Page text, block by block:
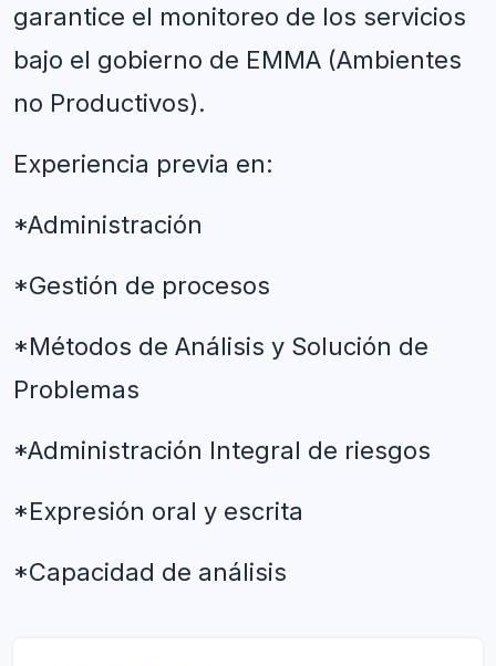
garantice el monitoreo de los servicios
bajo el gobierno de EMMA (Ambientes
no Productivos).
Experiencia previa en:
*Administración
*Gestión de procesos
*Métodos de Análisis y Solución de
Problemas
*Administración Integral de riesgos
*Expresión oral y escrita
*Capacidad de análisis